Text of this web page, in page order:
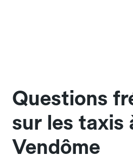
Questions
sur les taxis
Vendôme